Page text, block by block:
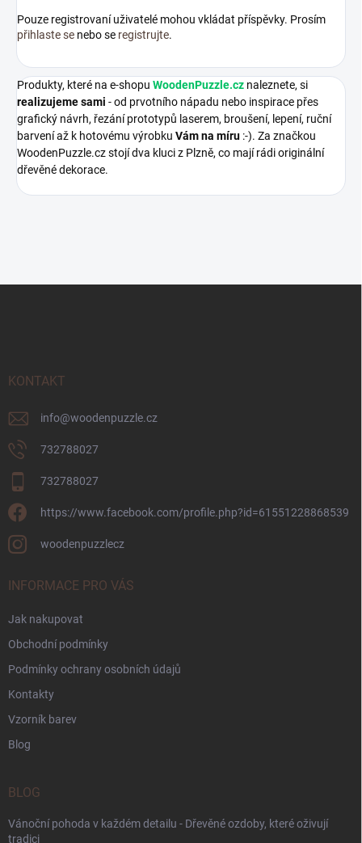
Pouze registrovaní uživatelé mohou vkládat příspěvky. Prosím
přihlaste se nebo se registrujte.
Produkty, které na e-shopu WoodenPuzzle.cz naleznete, si
realizujeme sami - od prvotního nápadu nebo inspirace přes
grafický návrh, řezání prototypů laserem, broušení, lepení, ruční
barvení až k hotovému výrobku Vám na míru :-). Za značkou
WoodenPuzzle.cz stojí dva kluci z Plzně, co mají rádi originální
dřevěné dekorace.
KONTAKT
info@woodenpuzzle.cz
732788027
732788027
https://www.facebook.com/profile.php?id=61551228868539
woodenpuzzlecz
INFORMACE PRO VÁS
Jak nakupovat
Obchodní podmínky
Podmínky ochrany osobních údajů
Kontakty
Vzorník barev
Blog
BLOG
Vánoční pohoda v každém detailu - Dřevěné ozdoby, které oživují
tradici